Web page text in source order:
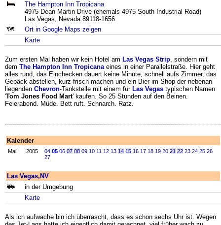
The Hampton Inn Tropicana
4975 Dean Martin Drive (ehemals 4975 South Industrial Road)
Las Vegas, Nevada 89118-1656
Ort in Google Maps zeigen
Karte
Zum ersten Mal haben wir kein Hotel am Las Vegas Strip, sondern mit
dem The Hampton Inn Tropicanaeines in einer Parallelstraße. Hier geht
alles rund, das Einchecken dauert keine Minute, schnell aufs Zimmer, das
Gepäck abstellen, kurz frisch machen und ein Bier im Shop der nebenan
liegenden Chevron-Tankstelle mit einem für Las Vegas typischen Namen
'Tom Jones Food Mart' kaufen. So 25 Stunden auf den Beinen.
Feierabend. Müde. Bett ruft. Schnarch. Ratz.
Kalender
Mai 2005 04 05 06 07 08 09 10 11 12 13 14 15 16 17 18 19 20 21 22 23 24 25 26
27
Las Vegas,NV
in der Umgebung
Karte
Als ich aufwache bin ich überrascht, dass es schon sechs Uhr ist. Wegen